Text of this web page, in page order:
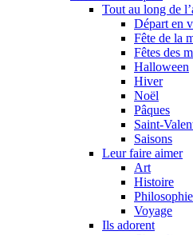
Tout au long de
Départ en
Fête de la
Fêtes des
Halloween
Hiver
Noël
Pâques
Saint-
Saisons
Leur faire aimer
Art
Histoire
Philosophie
Voyage
Ils adorent